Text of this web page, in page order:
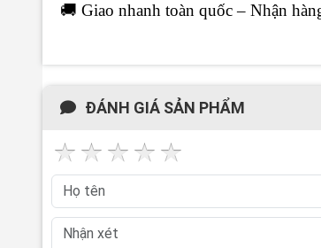
🚚 Giao nhanh toàn quốc – Nhận
ĐÁNH GIÁ SẢN PHẨM